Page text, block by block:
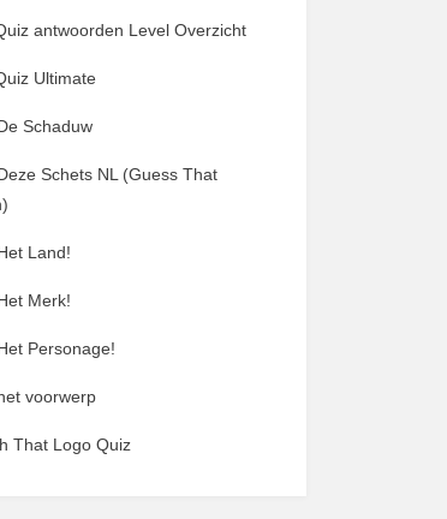
antwoorden Level Overzicht
Ultimate
Schaduw
Schets NL (Guess That
Land!
Merk!
Personage!
voorwerp
That Logo Quiz